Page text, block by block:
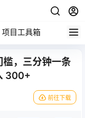
项目工具箱
，三分钟一条
300+
前往下载